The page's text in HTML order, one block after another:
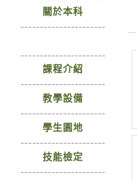
關於本科
課程介紹
教學設備
學生園地
技能檢定